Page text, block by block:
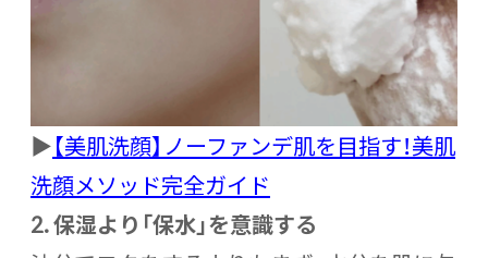
▶【美肌洗顔】ノーファンデ肌を目指す！美肌
洗顔メソッド完全ガイド
2. 保湿より「保水」を意識する